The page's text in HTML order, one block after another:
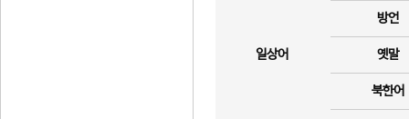
일상어
방언
옛말
북한어